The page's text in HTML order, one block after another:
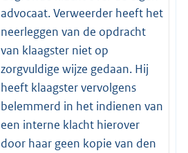
advocaat. Verweerder heeft het
neerleggen van de opdracht
van klaagster niet op
zorgvuldige wijze gedaan. Hij
heeft klaagster vervolgens
belemmerd in het indienen van
een interne klacht hierover
door haar geen kopie van den